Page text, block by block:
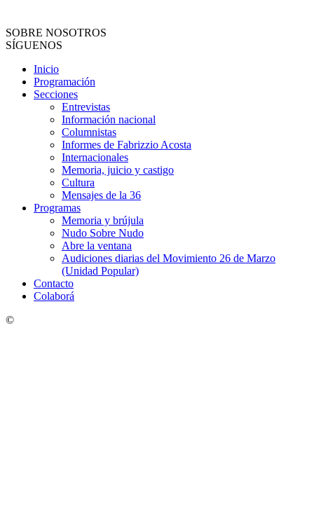
SOBRE NOSOTROS
SÍGUENOS
Inicio
Programación
Secciones
Entrevistas
Información nacional
Columnistas
Informes de Fabrizzio Acosta
Internacionales
Memoria, juicio y castigo
Cultura
Mensajes de la 36
Programas
Memoria y brújula
Nudo Sobre Nudo
Abre la ventana
Audiciones diarias del Movimiento 26 de Marzo
(Unidad Popular)
Contacto
Colaborá
©